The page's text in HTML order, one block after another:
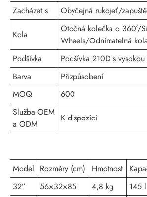
Zacházet s Obyčejná rukojeť/
Kola
Otočná kolečka o 360°/
Wheels/Odnímatelná kola
Podšívka
Podšívka 210D s
Barva
Přizpůsobení
MOQ
600
Služba OEM
a ODM
K dispozici
Model Rozměry (cm) Hmotnost
32”
56×32×85 4,8 kg 145 l